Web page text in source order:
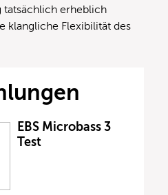
tatsächlich erheblich
klangliche Flexibilität des
EBS Microbass 3
Test